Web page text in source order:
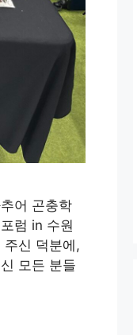
어 곤충학
럼 in 수원
신 덕분에,
모든 분들